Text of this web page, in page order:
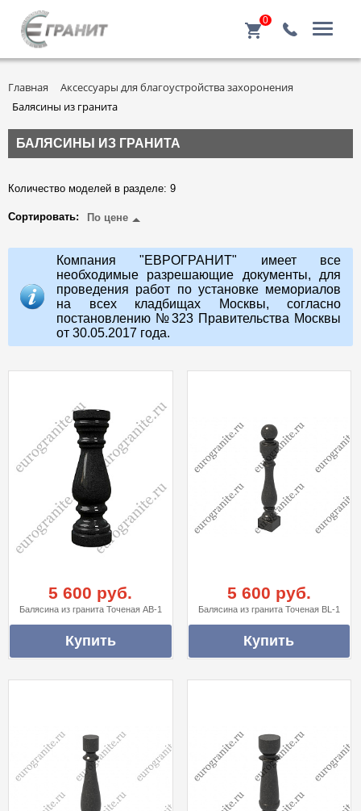
0
Главная
Аксессуары для благоустройства захоронения
Балясины из гранита
БАЛЯСИНЫ ИЗ ГРАНИТА
Сортировать: По цене
Количество моделей в разделе: 9
Компания "ЕВРОГРАНИТ" имеет все
необходимые разрешающие документы, для
проведения работ по установке мемориалов
на всех кладбищах Москвы, согласно
постановлению №323 Правительства Москвы
от 30.05.2017 года.
5 600 руб.
Балясина из гранита Точеная AB-1
5 600 руб.
Балясина из гранита Точеная BL-1